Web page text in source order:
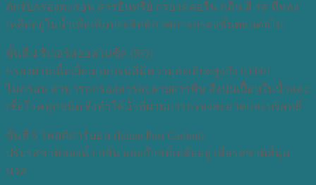
ดักจับกรองตะกอน สารอินทรีย์ กรองคลอรีน กลิ่น สี รส ที่หลง
เหลืออยู่ในน้ำเพื่อเพิ่มประสิทธิภาพการกรองขั้นตอนต่อไป
ขั้นที่ 4 รีเวอร์สออสโมซีส (RO)
กรองผ่านเนื้อเยื่อเมมเบรนที่มีความละเอียดสูงถึง 0.0001
ไมครอน สามารถกรองสารละลายสารพิษ สิ่งปนเปื้อนในน้ำและ
เชื้อโรคทุกชนิด จึงทำให้น้ำที่ผ่านการกรองสะอาดและบริสุทธิ์
ขั้นที่ 5 โพสต์คาร์บอน (Inline Post Carbon)
ปรับรสชาติของน้ำ กลิ่น และก๊าซที่เหลืออยู่ เพื่อรสชาติที่นุ่ม
นวล